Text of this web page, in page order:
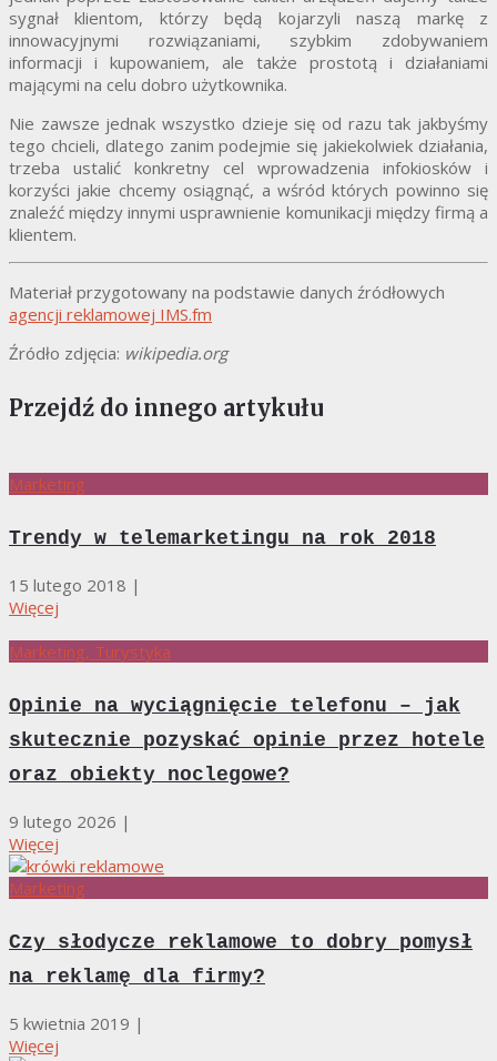
sygnał klientom, którzy będą kojarzyli naszą markę z
innowacyjnymi rozwiązaniami, szybkim zdobywaniem
informacji i kupowaniem, ale także prostotą i działaniami
mającymi na celu dobro użytkownika.
Nie zawsze jednak wszystko dzieje się od razu tak jakbyśmy
tego chcieli, dlatego zanim podejmie się jakiekolwiek działania,
trzeba ustalić konkretny cel wprowadzenia infokiosków i
korzyści jakie chcemy osiągnąć, a wśród których powinno się
znaleźć między innymi usprawnienie komunikacji między firmą a
klientem.
Materiał przygotowany na podstawie danych źródłowych
agencji reklamowej IMS.fm
Źródło zdjęcia: wikipedia.org
Przejdź do innego artykułu
Marketing
Trendy w telemarketingu na rok 2018
15 lutego 2018 |
Więcej
Marketing, Turystyka
Opinie na wyciągnięcie telefonu – jak
skutecznie pozyskać opinie przez hotele
oraz obiekty noclegowe?
9 lutego 2026 |
Więcej
Marketing
Czy słodycze reklamowe to dobry pomysł
na reklamę dla firmy?
5 kwietnia 2019 |
Więcej